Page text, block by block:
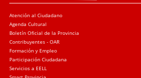
Atención al Ciudadano
Agenda Cultural
Boletín Oficial de la Provincia
Contribuyentes - OAR
Formación y Empleo
Participación Ciudadana
Servicios a EELL